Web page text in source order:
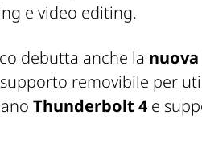
e video editing.
debutta anche la
removibile per
Thunderbolt 4e